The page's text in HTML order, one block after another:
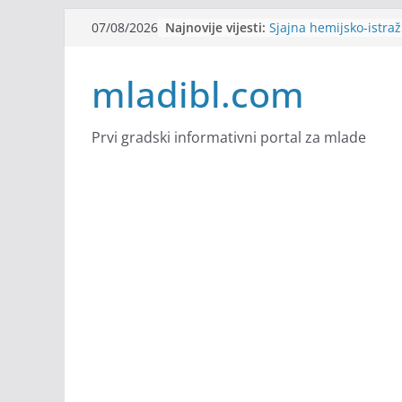
07/08/2026 Najnovije vijesti: Sjajna hemijsko-
Stomatologija
Future
mladibl.com
Prvi gradski informativni portal za mlade